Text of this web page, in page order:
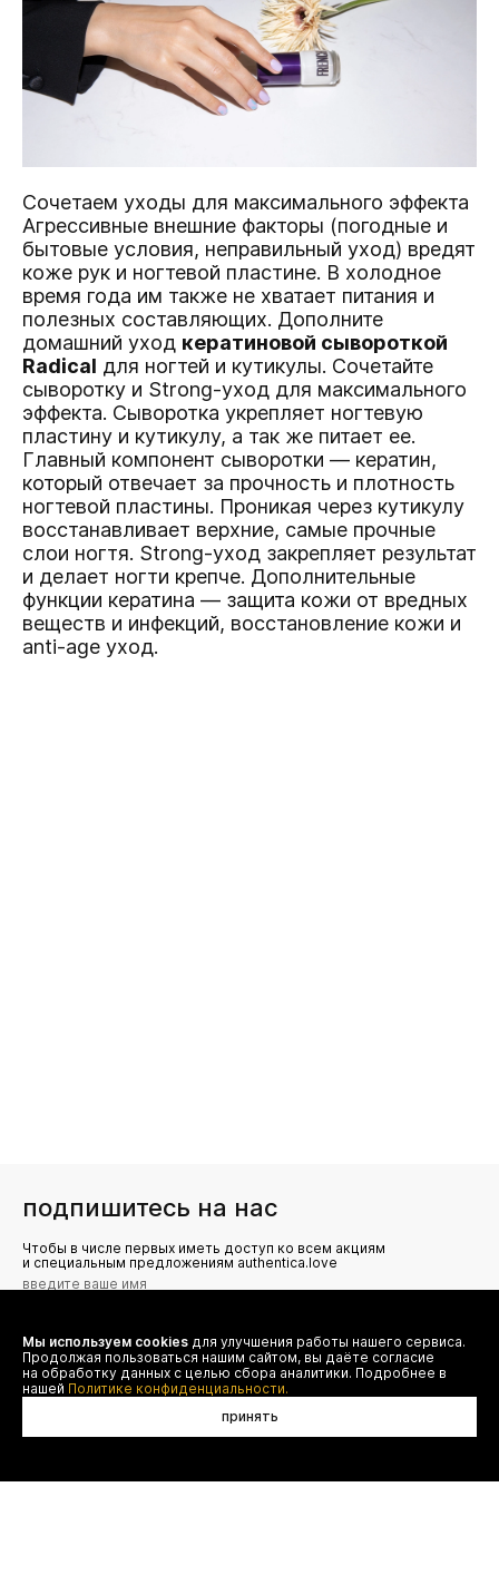
Сочетаем уходы для максимального эффекта
Агрессивные внешние факторы (погодные и
бытовые условия, неправильный уход) вредят
коже рук и ногтевой пластине. В холодное
время года им также не хватает питания и
полезных составляющих. Дополните
домашний уход кератиновой сывороткой
Radical для ногтей и кутикулы. Сочетайте
сыворотку и Strong-уход для максимального
эффекта. Сыворотка укрепляет ногтевую
пластину и кутикулу, а так же питает ее.
Главный компонент сыворотки — кератин,
который отвечает за прочность и плотность
ногтевой пластины. Проникая через кутикулу
восстанавливает верхние, самые прочные
слои ногтя. Strong-уход закрепляет результат
и делает ногти крепче. Дополнительные
функции кератина — защита кожи от вредных
веществ и инфекций, восстановление кожи и
anti-age уход.
подпишитесь на нас
Чтобы в числе первых иметь доступ ко всем акциям
и специальным предложениям authentica.love
Я даю согласие на сбор, обработку и хранение моих
персональных данных (имя, email, телефон) для получения
рекламных и информационных рассылок от ООО 'БТ
Юнайтед', а также ознакомлен(а) с
Политикой конфиденциальности
Мы используем cookies для улучшения работы нашего сервиса.
Продолжая пользоваться нашим сайтом, вы даёте согласие
на обработку данных с целью сбора аналитики. Подробнее в
нашей Политике конфиденциальности.
принять